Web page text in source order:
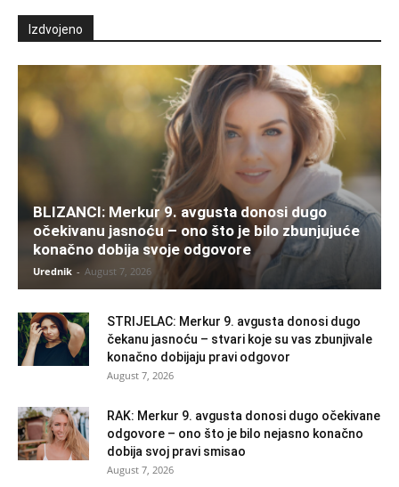
Izdvojeno
BLIZANCI: Merkur 9. avgusta donosi dugo
očekivanu jasnoću – ono što je bilo zbunjujuće
konačno dobija svoje odgovore
Urednik - August 7, 2026
STRIJELAC: Merkur 9. avgusta donosi dugo
čekanu jasnoću – stvari koje su vas zbunjivale
konačno dobijaju pravi odgovor
August 7, 2026
RAK: Merkur 9. avgusta donosi dugo očekivane
odgovore – ono što je bilo nejasno konačno
dobija svoj pravi smisao
August 7, 2026